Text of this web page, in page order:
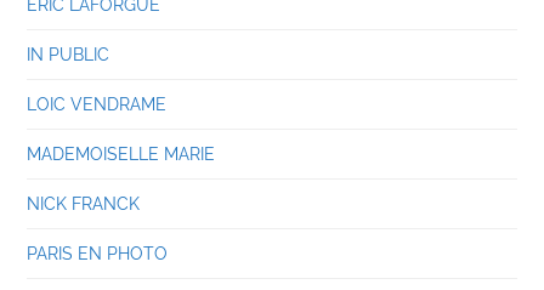
ERIC LAFORGUE
IN PUBLIC
LOIC VENDRAME
MADEMOISELLE MARIE
NICK FRANCK
PARIS EN PHOTO